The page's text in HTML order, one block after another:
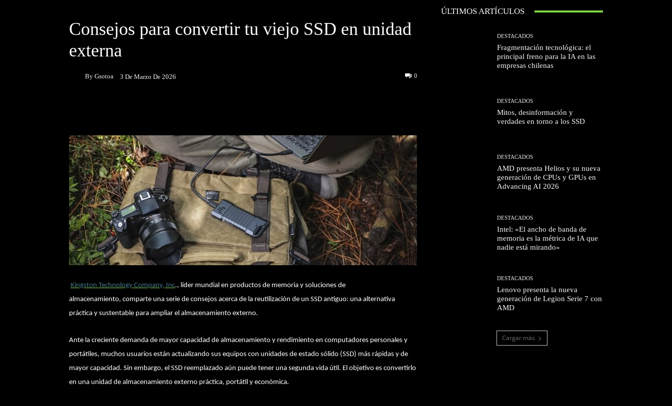
Consejos para convertir tu viejo SSD en unidad
externa
By Gsotoa 3 De Marzo De 2026 0
Kingston Technology Company, Inc., líder mundial en productos de memoria y soluciones de
almacenamiento, comparte una serie de consejos acerca de la reutilización de un SSD antiguo: una alternativa
práctica y sustentable para ampliar el almacenamiento externo.
Ante la creciente demanda de mayor capacidad de almacenamiento y rendimiento en computadores personales y
portátiles, muchos usuarios están actualizando sus equipos con unidades de estado sólido (SSD) más rápidas y de
mayor capacidad. Sin embargo, el SSD reemplazado aún puede tener una segunda vida útil. El objetivo es convertirlo
en una unidad de almacenamiento externo práctica, portátil y económica.
ÚLTIMOS ARTÍCULOS
DESTACADOS
Fragmentación tecnológica: el
principal freno para la IA en las
empresas chilenas
DESTACADOS
Mitos, desinformación y
verdades en torno a los SSD
DESTACADOS
AMD presenta Helios y su nueva
generación de CPUs y GPUs en
Advancing AI 2026
DESTACADOS
Intel: «El ancho de banda de
memoria es la métrica de IA que
nadie está mirando»
DESTACADOS
Lenovo presenta la nueva
generación de Legion Serie 7 con
AMD
Cargar más